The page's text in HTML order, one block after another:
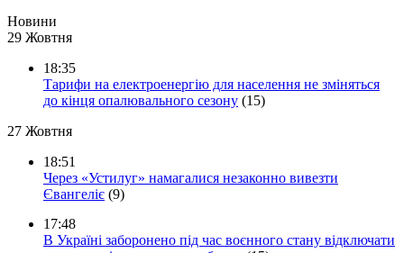
Новини
29 Жовтня
18:35
Тарифи на електроенергію для населення не зміняться
до кінця опалювального сезону (15)
27 Жовтня
18:51
Через «Устилуг» намагалися незаконно вивезти
Євангеліє (9)
17:48
В Україні заборонено під час воєнного стану відключати